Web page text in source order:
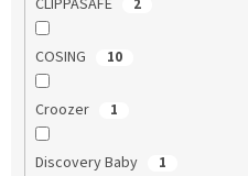
CLIPPASAFE 2
COSING 10
Croozer 1
Discovery Baby 1